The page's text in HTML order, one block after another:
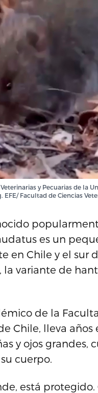
y Pecuarias de la
Facultad de Ciencias
es un
en Chile y el sur
variante de
de la
Chile, lleva
y ojos grandes,
cuerpo.
está